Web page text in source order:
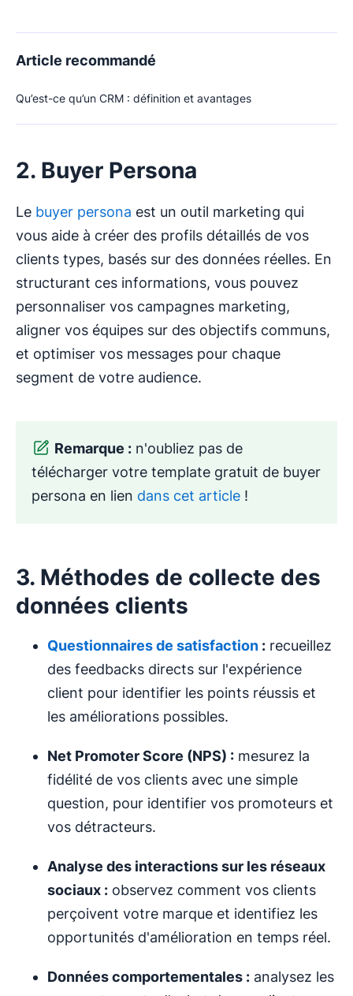
Article recommandé
Qu’est-ce qu’un CRM : définition et avantages
2. Buyer Persona
Le buyer persona est un outil marketing qui
vous aide à créer des profils détaillés de vos
clients types, basés sur des données réelles. En
structurant ces informations, vous pouvez
personnaliser vos campagnes marketing,
aligner vos équipes sur des objectifs communs,
et optimiser vos messages pour chaque
segment de votre audience.
Remarque : n'oubliez pas de
télécharger votre template gratuit de buyer
persona en lien dans cet article !
3. Méthodes de collecte des
données clients
Questionnaires de satisfaction : recueillez
des feedbacks directs sur l'expérience
client pour identifier les points réussis et
les améliorations possibles.
Net Promoter Score (NPS) : mesurez la
fidélité de vos clients avec une simple
question, pour identifier vos promoteurs et
vos détracteurs.
Analyse des interactions sur les réseaux
sociaux : observez comment vos clients
perçoivent votre marque et identifiez les
opportunités d'amélioration en temps réel.
Données comportementales : analysez les